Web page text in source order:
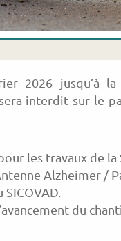
2026 jusqu’à
interdit sur le
les travaux de la
Alzheimer /
SICOVAD.
du